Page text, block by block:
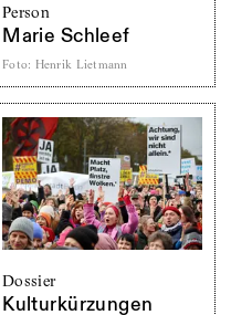
Person
Marie Schleef
Foto: Henrik Lietmann
Dossier
Kulturkürzungen